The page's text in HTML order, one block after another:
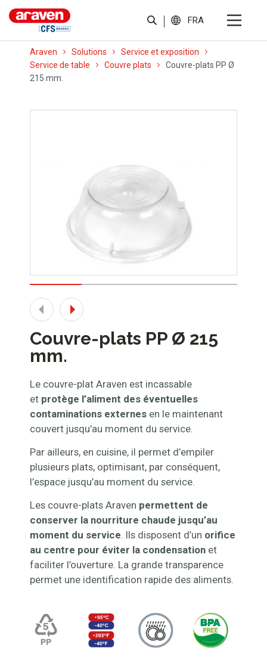
FRA
Araven Solutions
Service et exposition
Service de table
Couvre plats
Couvre-plats PP Ø
215 mm.
Couvre-plats PP Ø 215
mm.
Le couvre-plat Araven est incassable
et protège l’aliment des éventuelles
contaminations externes en le maintenant
couvert jusqu’au moment du service.
Par ailleurs, en cuisine, il permet d’empiler
plusieurs plats, optimisant, par conséquent,
l’espace jusqu’au moment du service.
Les couvre-plats Araven permettent de
conserver la nourriture chaude jusqu’au
moment du service . Ils disposent d’un orifice
au centre pour éviter la condensation et
faciliter l’ouverture. La grande transparence
permet une identification rapide des aliments.